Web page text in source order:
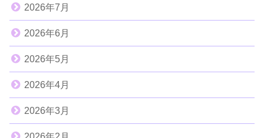
2026年7月
2026年6月
2026年5月
2026年4月
2026年3月